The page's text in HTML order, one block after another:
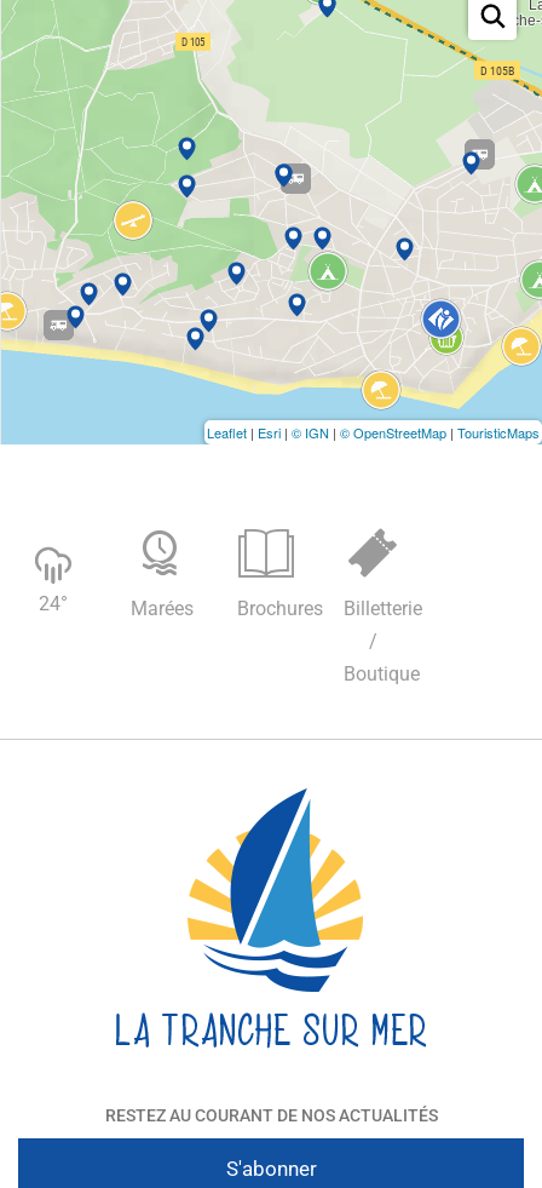
Leaflet | Esri | © IGN | © OpenStreetMap | TouristicMaps
24° Marées Brochures
Billetterie
/
Boutique
RESTEZ AU COURANT DE NOS ACTUALITÉS
S'abonner